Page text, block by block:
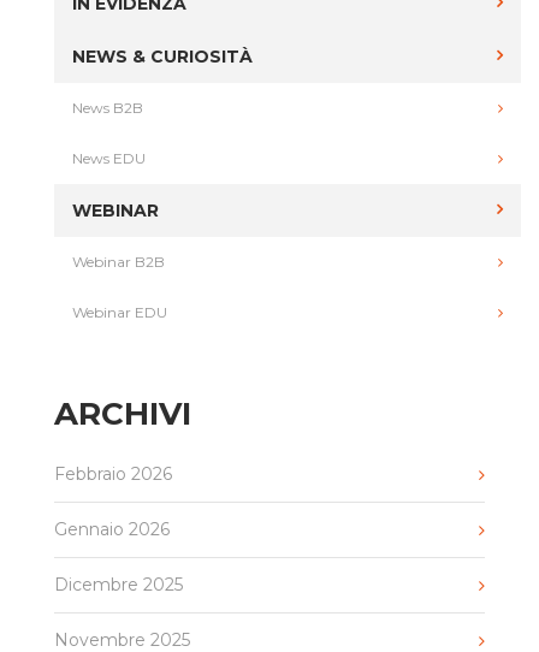
NEWS & CURIOSITÀ
News B2B
News EDU
WEBINAR
Webinar B2B
Webinar EDU
ARCHIVI
Febbraio 2026
Gennaio 2026
Dicembre 2025
Novembre 2025